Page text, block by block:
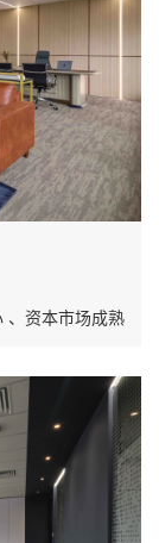
、资本市场成熟